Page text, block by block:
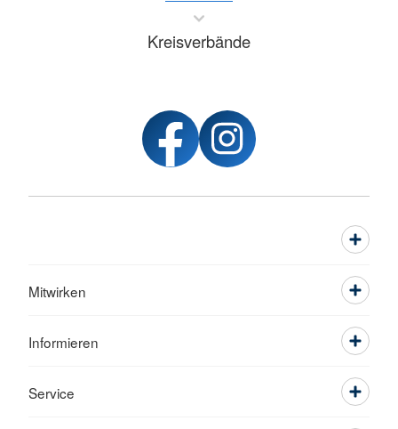
Kreisverbände
Mitwirken
Informieren
Service